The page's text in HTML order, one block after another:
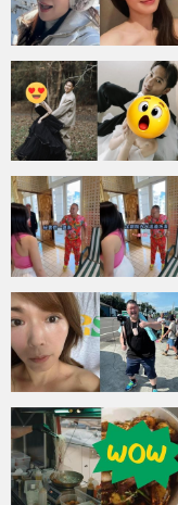
{PLAYICON}